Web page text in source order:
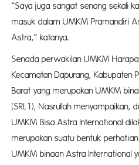
“Saya juga sangat senang sekali
masuk dalam UMKM Pramandiri
Astra,” katanya.
Senada perwakilan UMKM
Kecamatan Dapurang, Kabupaten
Barat yang merupakan UMKM
(SRL1), Nasrullah menyampaikan,
UMKM Bisa Astra International
merupakan suatu bentuk
UMKM binaan Astra International